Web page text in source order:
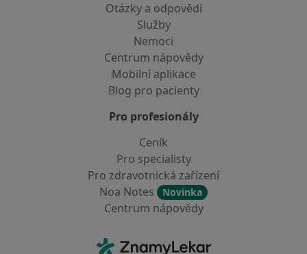
Otázky a odpovědi
Služby
Nemoci
Centrum nápovědy
Mobilní aplikace
Blog pro pacienty
Pro profesionály
Ceník
Pro specialisty
Pro zdravotnická zařízení
Noa Notes
Novinka
Centrum nápovědy
ZnamyLekar - Hlavní stránka